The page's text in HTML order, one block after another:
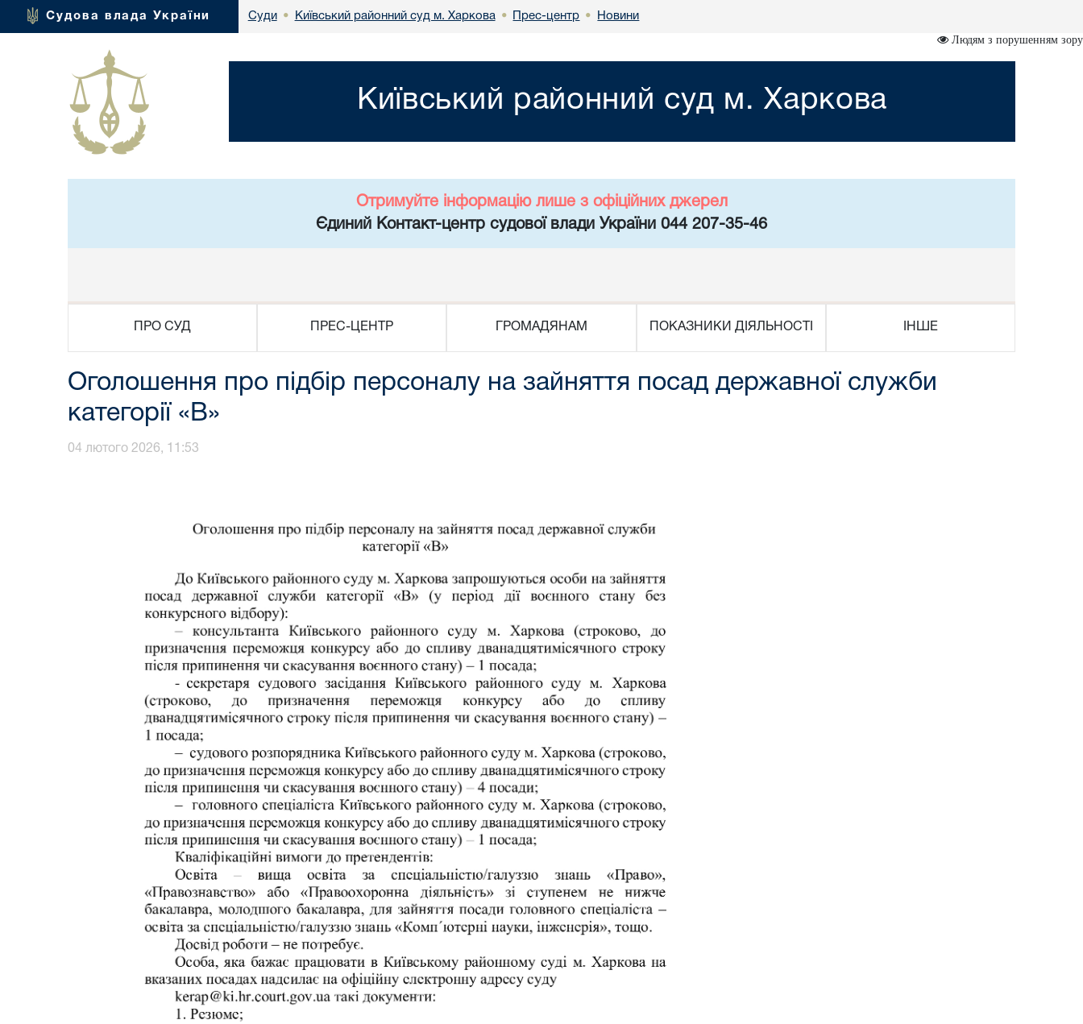
Судова влада України Суди • Київський районний суд м. Харкова • Прес-центр • Новини
Людям з порушенням зору
Київський районний суд м. Харкова
Отримуйте інформацію лише з офіційних джерел
Єдиний Контакт-центр судової влади України 044 207-35-46
ПРО СУД ПРЕС-ЦЕНТР ГРОМАДЯНАМ ПОКАЗНИКИ ДІЯЛЬНОСТІ ІНШЕ
Оголошення про підбір персоналу на зайняття посад державної служби
категорії «В»
04 лютого 2026, 11:53